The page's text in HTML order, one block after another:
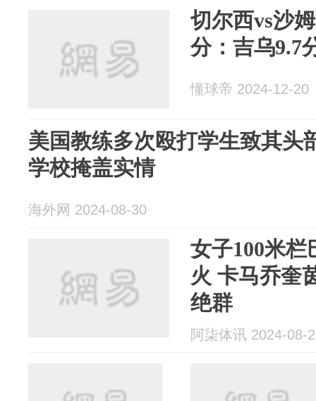
切尔西vs沙
分：吉乌9.7
懂球帝 2024-12-20
美国教练多次殴打学生致其头
学校掩盖实情
海外网 2024-08-30
女子100米栏
火 卡马乔奎
绝群
阿柒体讯 2024-08-